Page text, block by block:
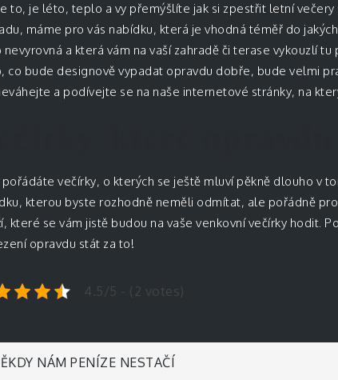
to, je léto, teplo a vy přemýšlíte jak si zpestřit letní
máme pro vás nabídku, která je vhodná téměř do
nevyrovná a která vám na vaší zahradě či terase vykouzlí
co bude designově vypadat opravdu dobře, bude velmi
a podívejte se na naše internetové stránky, na
pořádáte večírky, o kterých se ještě mluví pěkně dlouho v
kterou byste rozhodně neměli odmítat, ale pořádně
které se vám jistě budou na vaše venkovní večírky hodit.
opravdu stát za to!
4.5/5 - (2 votes)
NÁM PENÍZE NESTAČÍ